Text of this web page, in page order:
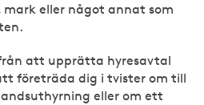
mark eller något annat som
att upprätta hyresavtal
företräda dig i tvister om till
eller om ett